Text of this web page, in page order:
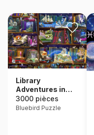
Library
Adventures in
Reading
3000 pièces
Bluebird Puzzle